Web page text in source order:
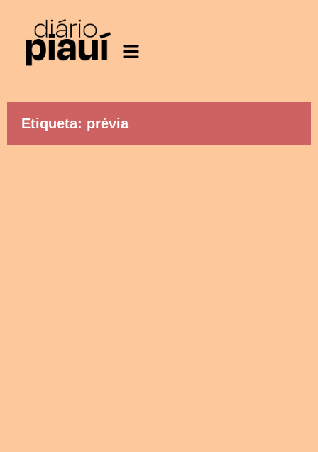
Etiqueta: prévia